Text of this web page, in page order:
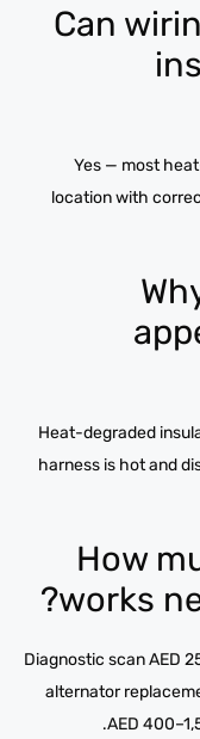
Can
Yes — most
location with
Heat-degraded
harness is hot and
How
works
Diagnostic scan AED
alternator
AED